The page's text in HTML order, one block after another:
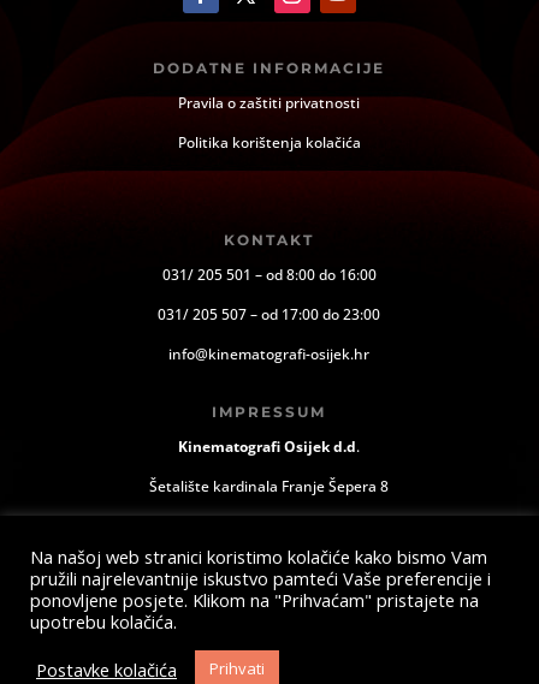
DODATNE INFORMACIJE
Pravila o zaštiti privatnosti
Politika korištenja kolačića
KONTAKT
031/ 205 501 – od 8:00 do 16:00
031/ 205 507 – od 17:00 do 23:00
info@kinematografi-osijek.hr
IMPRESSUM
Kinematografi Osijek d.d.
Šetalište kardinala Franje Šepera 8
Na našoj web stranici koristimo kolačiće kako bismo Vam
pružili najrelevantnije iskustvo pamteći Vaše preferencije i
ponovljene posjete. Klikom na "Prihvaćam" pristajete na
upotrebu kolačića.
Postavke kolačića
Prihvati